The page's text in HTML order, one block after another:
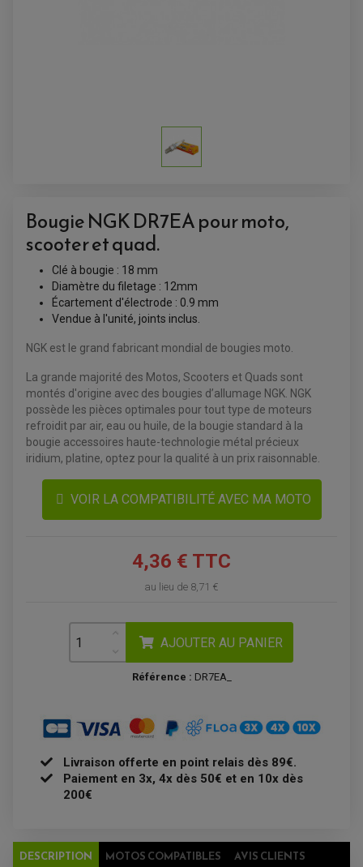
BAGAGERIE
BAGAGERIE SOUPLE
ACCESSOIRE GPS, SMARTPHONE
SELLE CONFORT
ACCESSOIRES QUAD
ACCESSOIRES ANODISES POUR QUAD
KIT DÉCO QUAD / SSV
KIT POIGNÉE DE GAZ QUAD
REPOSE PIED QUAD
BAGAGERIE / TREUIL / ATTELAGE
COFFRE / TOP CASE QUAD
ÉCHAPPEMENT QUAD
ÉCHAPPEMENT QUAD
ENTRETIEN QUAD / SSV
BATTERIE
ÉQUIPEMENT ÉLECTRIQUE
PLAQUE PHARE
DÉMARREUR
CONDENSATEUR
TRANSMISSION
Bougie NGK DR7EA pour moto,
scooter et quad.
Clé à bougie : 18 mm
Diamètre du filetage : 12mm
Écartement d'électrode : 0.9 mm
Vendue à l'unité, joints inclus.
NGK est le grand fabricant mondial de bougies moto.
La grande majorité des Motos, Scooters et Quads sont
montés d'origine avec des bougies d’allumage NGK. NGK
possède les pièces optimales pour tout type de moteurs
refroidit par air, eau ou huile, de la bougie standard à la
bougie accessoires haute-technologie métal précieux
iridium, platine, optez pour la qualité à un prix raisonnable.
VOIR LA COMPATIBILITÉ AVEC MA MOTO
4,36 € TTC
au lieu de 8,71 €
AJOUTER AU PANIER
Référence : DR7EA_
Livraison offerte en point relais dès 89€.
Paiement en 3x, 4x dès 50€ et en 10x dès
200€
DESCRIPTION MOTOS COMPATIBLES AVIS CLIENTS